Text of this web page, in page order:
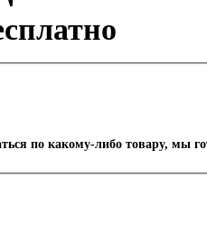
по какому-либо товару, мы